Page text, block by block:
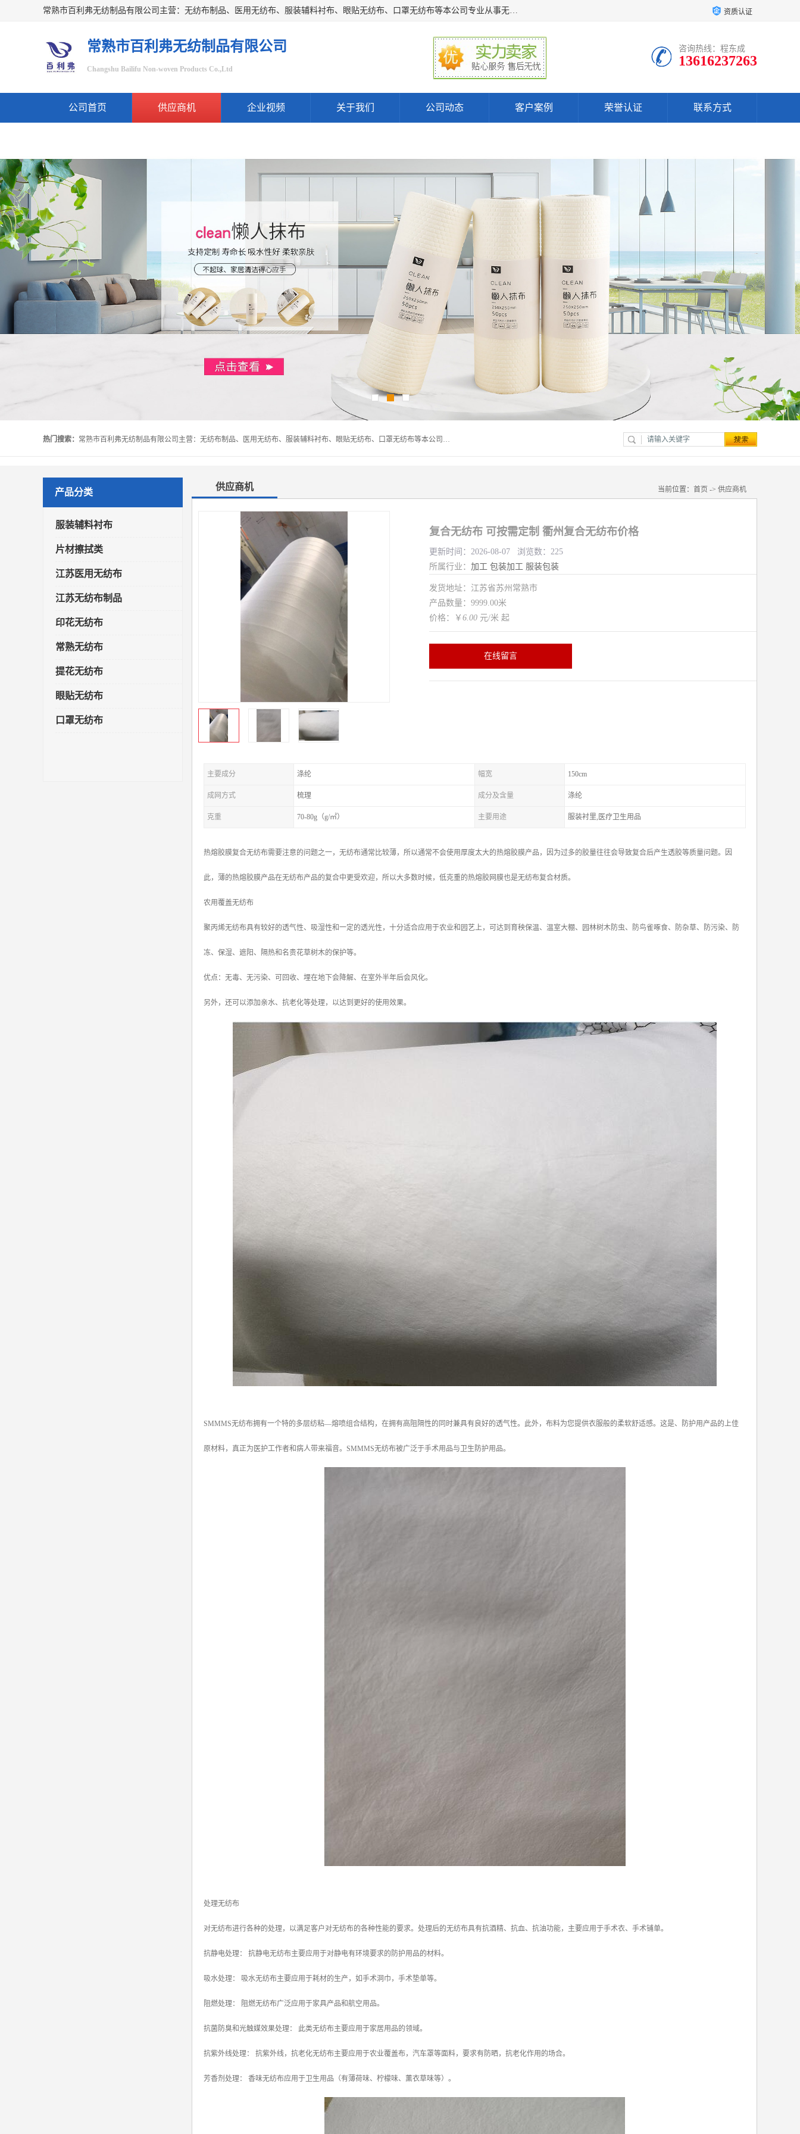
常熟市百利弗无纺制品有限公司主营：无纺布制品、医用无纺布、服装辅料衬布、眼贴无纺布、口罩无纺布等本公司专业从事无纺布制品的生产及销售。生产各种规格裁片折叠无纺布、一次性足浴巾、卷材服装衬布、印花复合类无纺布制品、环保购物袋、电子产品包装袋以及特殊功能新型无纺布。广泛用于服装，基布，包装，家居建筑、卫生材料等领域。 资质认证
常熟市百利弗无纺制品有限公司
Changshu Bailifu Non-woven Products Co.,Ltd
咨询热线：程东成
13616237263
公司首页 供应商机 企业视频 关于我们 公司动态 客户案例 荣誉认证 联系方式
热门搜索： 常熟市百利弗无纺制品有限公司主营：无纺布制品、医用无纺布、服装辅料衬布、眼贴无纺布、口罩无纺布等本公司专业从事无纺布制品的生产及销售。生产各种规格裁片折叠无纺布、一次性足浴巾、卷材服装衬布、印花复合类无纺布制品、环保购物袋、电子产品包装袋以及特殊功能新型无纺布。广泛用于服装，基布，包装，家居建筑、卫生材料等领域。
产品分类
服装辅料衬布
片材擦拭类
江苏医用无纺布
江苏无纺布制品
印花无纺布
常熟无纺布
提花无纺布
眼贴无纺布
口罩无纺布
供应商机 当前位置： 首页 -> 供应商机
复合无纺布 可按需定制 衢州复合无纺布价格
更新时间：2026-08-07 浏览数：225
所属行业： 加工 包装加工 服装包装
发货地址：江苏省苏州常熟市
产品数量：9999.00米
价格：￥ 6.00 元/米 起
在线留言
主要成分 涤纶 幅宽 150cm
成网方式 梳理 成分及含量 涤纶
克重 70-80g（g/㎡） 主要用途 服装衬里,医疗卫生用品
热熔胶膜复合无纺布需要注意的问题之一，无纺布通常比较薄，所以通常不会使用厚度太大的热熔胶膜产品，因为过多的胶量往往会导致复合后产生透胶等质量问题。因
此，薄的热熔胶膜产品在无纺布产品的复合中更受欢迎，所以大多数时候，低克重的热熔胶网膜也是无纺布复合材质。
农用覆盖无纺布
聚丙烯无纺布具有较好的透气性、吸湿性和一定的透光性，十分适合应用于农业和园艺上，可达到育秧保温、温室大棚、园林树木防虫、防鸟雀啄食、防杂草、防污染、防
冻、保湿、遮阳、隔热和名贵花草树木的保护等。
优点：无毒、无污染、可回收、埋在地下会降解、在室外半年后会风化。
另外，还可以添加亲水、抗老化等处理，以达到更好的使用效果。
SMMMS无纺布拥有一个特的多层纺粘—熔喷组合结构，在拥有高阻隔性的同时兼具有良好的透气性。此外，布料为您提供衣服般的柔软舒适感。这是、防护用产品的上佳
原材料，真正为医护工作者和病人带来福音。SMMMS无纺布被广泛于手术用品与卫生防护用品。
处理无纺布
对无纺布进行各种的处理，以满足客户对无纺布的各种性能的要求。处理后的无纺布具有抗酒精、抗血、抗油功能，主要应用于手术衣、手术铺单。
抗静电处理： 抗静电无纺布主要应用于对静电有环境要求的防护用品的材料。
吸水处理： 吸水无纺布主要应用于耗材的生产，如手术洞巾，手术垫单等。
阻燃处理： 阻燃无纺布广泛应用于家具产品和航空用品。
抗菌防臭和光触媒效果处理： 此类无纺布主要应用于家居用品的领域。
抗紫外线处理： 抗紫外线，抗老化无纺布主要应用于农业覆盖布，汽车罩等面料，要求有防晒，抗老化作用的场合。
芳香剂处理： 香味无纺布应用于卫生用品（有薄荷味、柠檬味、薰衣草味等）。